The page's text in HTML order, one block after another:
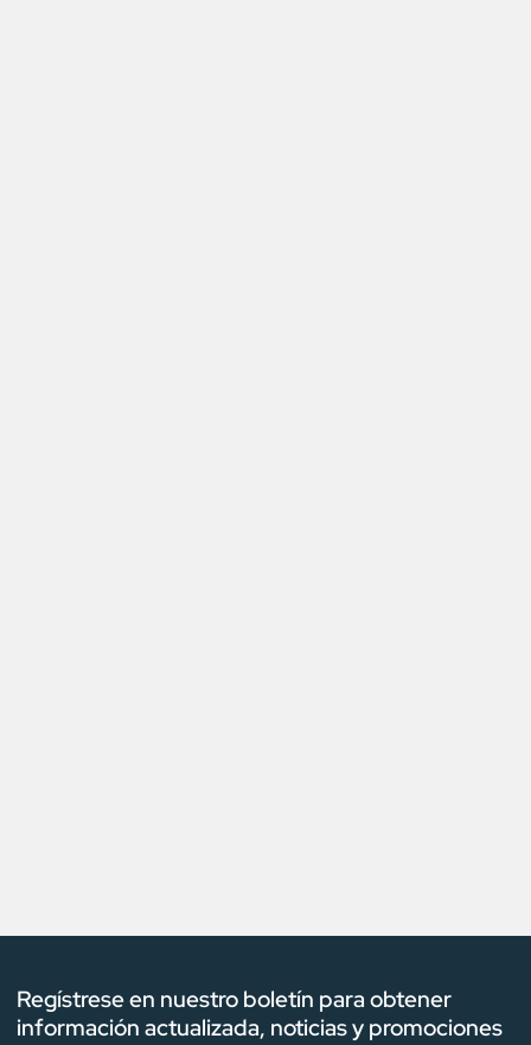
Regístrese en nuestro boletín para obtener
información actualizada, noticias y promociones